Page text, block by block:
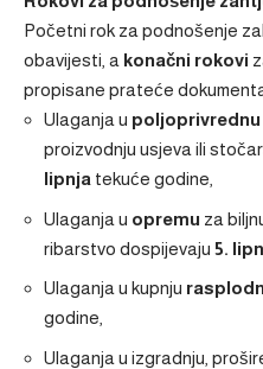
Početni rok za podnošenje
obavijesti, a konačni rokovi
propisane prateće
Ulaganja u poljoprivrednu
proizvodnju usjeva ili
lipnja tekuće godine,
Ulaganja u opremu za
ribarstvo dospijevaju 5.
Ulaganja u kupnju
godine,
Ulaganja u izgradnju,